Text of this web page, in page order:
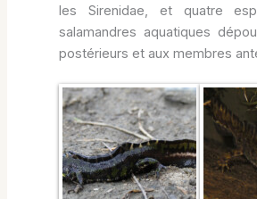
les Sirenidae, et quatre
salamandres aquatiques
postérieurs et aux membres